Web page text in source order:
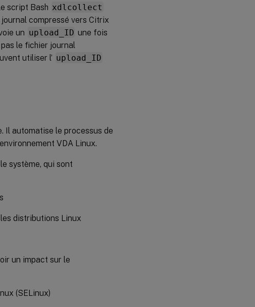
script Bash xdlcollect
compressé vers Citrix
un upload_ID une fois
le fichier journal
utiliser l’ upload_ID
Il automatise le processus de
VDA Linux.
système, qui sont
distributions Linux
un impact sur le
(SELinux)